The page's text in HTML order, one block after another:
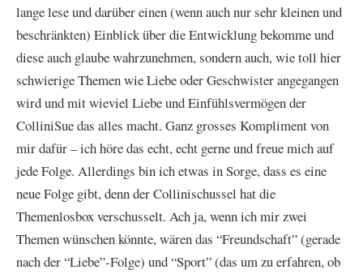
lange lese und darüber einen (wenn auch nur sehr kleinen und
beschränkten) Einblick über die Entwicklung bekomme und
diese auch glaube wahrzunehmen, sondern auch, wie toll hier
schwierige Themen wie Liebe oder Geschwister angegangen
wird und mit wieviel Liebe und Einfühlsvermögen der
ColliniSue das alles macht. Ganz grosses Kompliment von
mir dafür – ich höre das echt, echt gerne und freue mich auf
jede Folge. Allerdings bin ich etwas in Sorge, dass es eine
neue Folge gibt, denn der Collinischussel hat die
Themenlosbox verschusselt. Ach ja, wenn ich mir zwei
Themen wünschen könnte, wären das “Freundschaft” (gerade
nach der “Liebe”-Folge) und “Sport” (das um zu erfahren, ob